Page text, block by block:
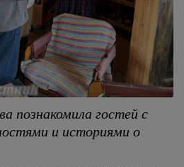
познакомила гостей с
и историями о